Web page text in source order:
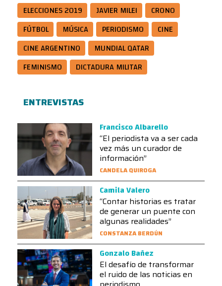
ELECCIONES 2019
JAVIER MILEI
CRONO
FÚTBOL
MÚSICA PERIODISMO
CINE
CINE ARGENTINO
MUNDIAL QATAR
FEMINISMO
DICTADURA MILITAR
ENTREVISTAS
Francisco Albarello
“El periodista va a ser cada
vez más un curador de
información”
CANDELA QUIROGA
Camila Valero
“Contar historias es tratar
de generar un puente con
algunas realidades”
CONSTANZA BERDÚN
Gonzalo Bañez
El desafío de transformar
el ruido de las noticias en